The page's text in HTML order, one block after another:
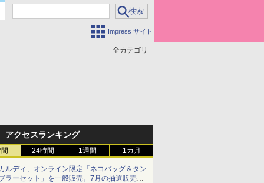
Impress サイト
全カテゴリ
アクセスランキング
24時間 1週間 1カ月
ルディ、オンライン限定「ネコバッグ＆タン
ラーセット」を一般販売。7月の抽選販売の